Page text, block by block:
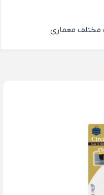
مختلف معماری